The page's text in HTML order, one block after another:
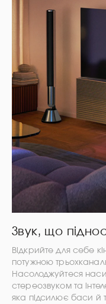
Звук, що
Відкрийте для себе
потужною
Насолоджуйтеся
стереозвуком та
яка підсилює баси й